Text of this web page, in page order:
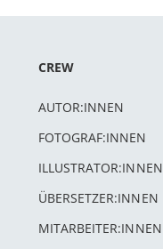
CREW
AUTOR:INNEN
FOTOGRAF:INNEN
ILLUSTRATOR:INNEN
ÜBERSETZER:INNEN
MITARBEITER:INNEN